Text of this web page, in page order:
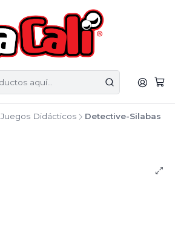
Juegos Didácticos Detective-Silabas